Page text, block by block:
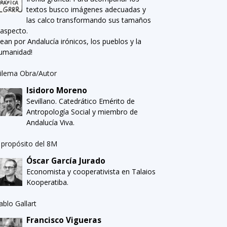
textos busco imágenes adecuadas y
las calco transformando sus tamaños
por Andalucía irónicos, los pueblos y la
Obra/Autor
Isidoro Moreno
Sevillano. Catedrático Emérito de
Antropología Social y miembro de
Andalucía Viva.
del 8M
Óscar García Jurado
Economista y cooperativista en Talaios
Kooperatiba.
Gallart
Francisco Vigueras